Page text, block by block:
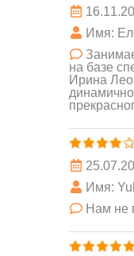
Имя:
на базе
Ирина
Имя:
Нам не